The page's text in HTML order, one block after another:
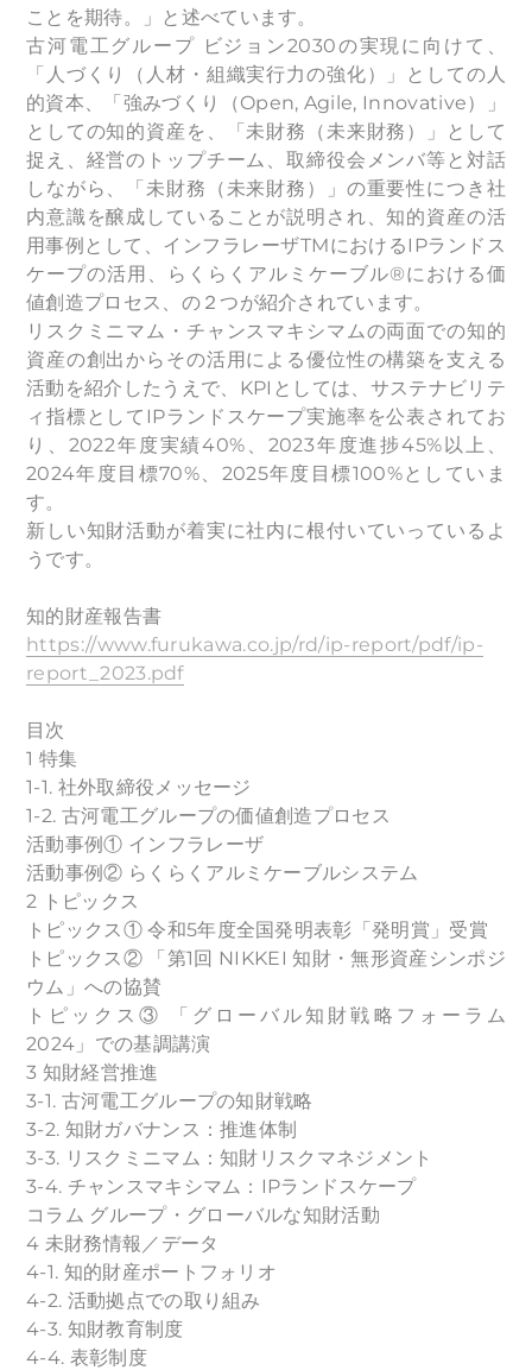
ことを期待。」と述べています。
古河電工グループ ビジョン2030の実現に向けて、
「人づくり（人材・組織実行力の強化）」としての人
的資本、「強みづくり（Open, Agile, Innovative）」
としての知的資産を、「未財務（未来財務）」として
捉え、経営のトップチーム、取締役会メンバ等と対話
しながら、「未財務（未来財務）」の重要性につき社
内意識を醸成していることが説明され、知的資産の活
用事例として、インフラレーザTMにおけるIPランドス
ケープの活用、らくらくアルミケーブル®における価
値創造プロセス、の２つが紹介されています。
リスクミニマム・チャンスマキシマムの両面での知的
資産の創出からその活用による優位性の構築を支える
活動を紹介したうえで、KPIとしては、サステナビリテ
ィ指標としてIPランドスケープ実施率を公表されてお
り、2022年度実績40%、2023年度進捗45%以上、
2024年度目標70%、2025年度目標100%としていま
す。
新しい知財活動が着実に社内に根付いていっているよ
うです。
知的財産報告書
https://www.furukawa.co.jp/rd/ip-report/pdf/ip-
report_2023.pdf
目次
1 特集
1-1. 社外取締役メッセージ
1-2. 古河電工グループの価値創造プロセス
活動事例① インフラレーザ
活動事例② らくらくアルミケーブルシステム
2 トピックス
トピックス① 令和5年度全国発明表彰「発明賞」受賞
トピックス② 「第1回 NIKKEI 知財・無形資産シンポジ
ウム」への協賛
トピックス③ 「グローバル知財戦略フォーラム
2024」での基調講演
3 知財経営推進
3-1. 古河電工グループの知財戦略
3-2. 知財ガバナンス：推進体制
3-3. リスクミニマム：知財リスクマネジメント
3-4. チャンスマキシマム：IPランドスケープ
コラム グループ・グローバルな知財活動
4 未財務情報／データ
4-1. 知的財産ポートフォリオ
4-2. 活動拠点での取り組み
4-3. 知財教育制度
4-4. 表彰制度